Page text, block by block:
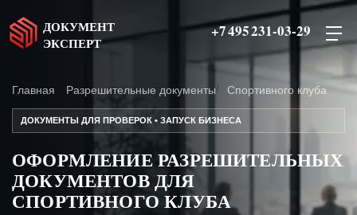
ДОКУМЕНТ
ЭКСПЕРТ
+7 495 231-03-29
Главная Разрешительные документы Спортивного клуба
ДОКУМЕНТЫ ДЛЯ ПРОВЕРОК • ЗАПУСК БИЗНЕСА
ОФОРМЛЕНИЕ РАЗРЕШИТЕЛЬНЫХ
ДОКУМЕНТОВ ДЛЯ
СПОРТИВНОГО КЛУБА